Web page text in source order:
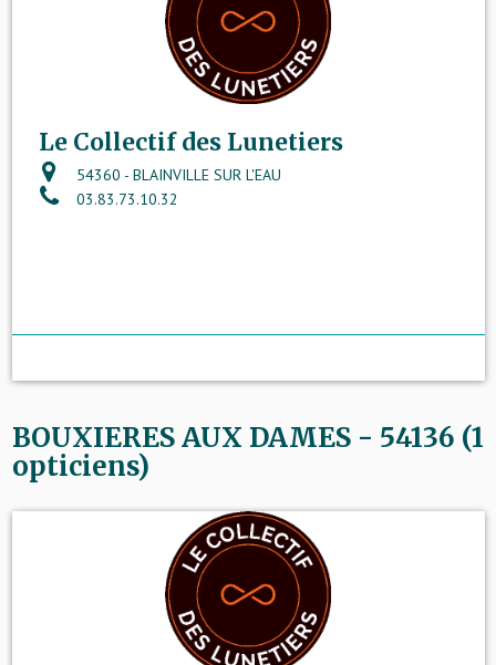
Le Collectif des Lunetiers
54360 - BLAINVILLE SUR L'EAU
03.83.73.10.32
BOUXIERES AUX DAMES - 54136 (1
opticiens)